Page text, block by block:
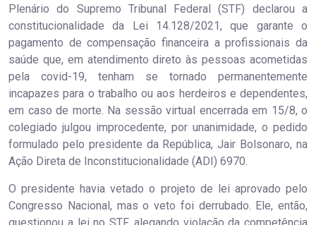
Plenário do Supremo Tribunal Federal (STF) declarou a
constitucionalidade da Lei 14.128/2021, que garante o
pagamento de compensação financeira a profissionais da
saúde que, em atendimento direto às pessoas acometidas
pela covid-19, tenham se tornado permanentemente
incapazes para o trabalho ou aos herdeiros e dependentes,
em caso de morte. Na sessão virtual encerrada em 15/8, o
colegiado julgou improcedente, por unanimidade, o pedido
formulado pelo presidente da República, Jair Bolsonaro, na
Ação Direta de Inconstitucionalidade (ADI) 6970.
O presidente havia vetado o projeto de lei aprovado pelo
Congresso Nacional, mas o veto foi derrubado. Ele, então,